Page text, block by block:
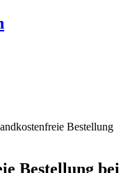
Bestellung
Bestellung bei